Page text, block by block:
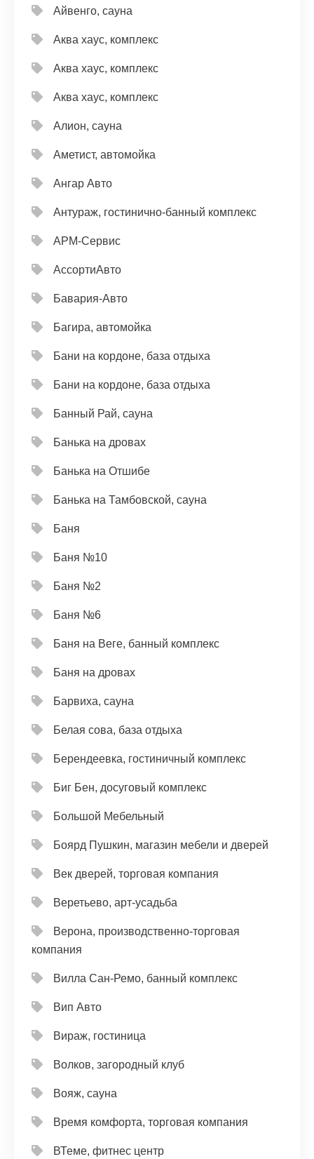
Айвенго, сауна
Аква хаус, комплекс
Аква хаус, комплекс
Аква хаус, комплекс
Алион, сауна
Аметист, автомойка
Ангар Авто
Антураж, гостинично-банный комплекс
АРМ-Сервис
АссортиАвто
Бавария-Авто
Багира, автомойка
Бани на кордоне, база отдыха
Бани на кордоне, база отдыха
Банный Рай, сауна
Банька на дровах
Банька на Отшибе
Банька на Тамбовской, сауна
Баня
Баня №10
Баня №2
Баня №6
Баня на Веге, банный комплекс
Баня на дровах
Барвиха, сауна
Белая сова, база отдыха
Берендеевка, гостиничный комплекс
Биг Бен, досуговый комплекс
Большой Мебельный
Боярд Пушкин, магазин мебели и дверей
Век дверей, торговая компания
Веретьево, арт-усадьба
Верона, производственно-торговая
компания
Вилла Сан-Ремо, банный комплекс
Вип Авто
Вираж, гостиница
Волков, загородный клуб
Вояж, сауна
Время комфорта, торговая компания
ВТеме, фитнес центр